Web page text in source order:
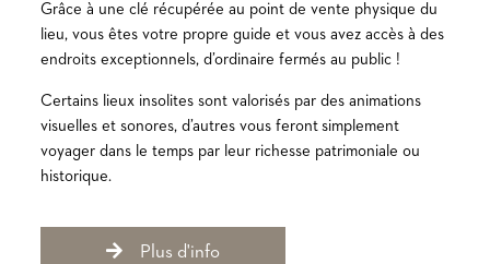
Grâce à une clé récupérée au point de vente physique du
lieu, vous êtes votre propre guide et vous avez accès à des
endroits exceptionnels, d’ordinaire fermés au public !
Certains lieux insolites sont valorisés par des animations
visuelles et sonores, d’autres vous feront simplement
voyager dans le temps par leur richesse patrimoniale ou
historique.​​​​​​
Plus d'info